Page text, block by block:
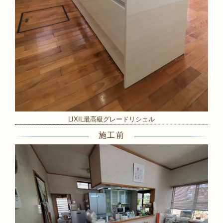
LIXIL最高級グレードリシェル
施工前